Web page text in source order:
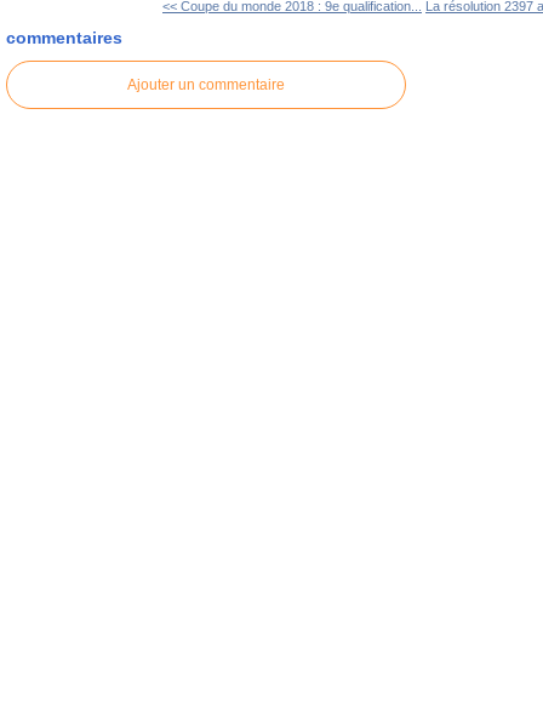
<< Coupe du monde 2018 : 9e qualification... La résolution 2397
commentaires
Ajouter un commentaire